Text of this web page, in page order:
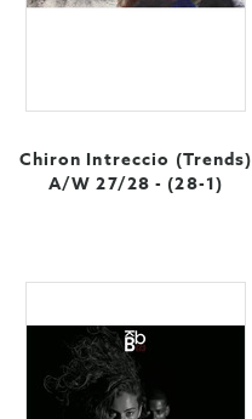
Chiron Intreccio (Trends)
A/W 27/28 - (28-1)